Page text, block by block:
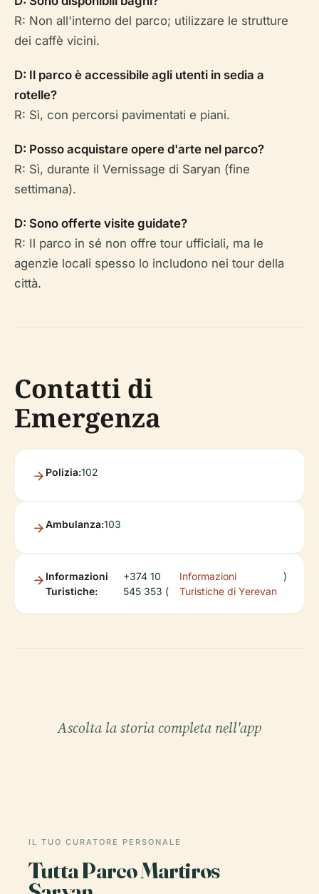
R: Non all'interno del parco; utilizzare le strutture
dei caffè vicini.
D: Il parco è accessibile agli utenti in sedia a
rotelle?
R: Sì, con percorsi pavimentati e piani.
D: Posso acquistare opere d'arte nel parco?
R: Sì, durante il Vernissage di Saryan (fine
settimana).
D: Sono offerte visite guidate?
R: Il parco in sé non offre tour ufficiali, ma le
agenzie locali spesso lo includono nei tour della
città.
Contatti di
Emergenza
Polizia:102
Ambulanza:103
Informazioni
Turistiche:
+374 10
545 353 (
Informazioni
Turistiche di Yerevan
)
Ascolta la storia completa nell'app
IL TUO CURATORE PERSONALE
Tutta Parco Martiros